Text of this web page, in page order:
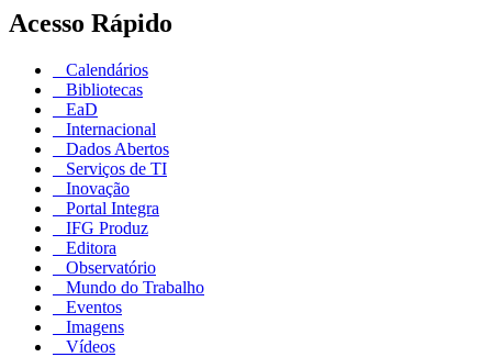
Acesso Rápido
Calendários
Bibliotecas
EaD
Internacional
Dados Abertos
Serviços de TI
Inovação
Portal Integra
IFG Produz
Editora
Observatório
Mundo do Trabalho
Eventos
Imagens
Vídeos